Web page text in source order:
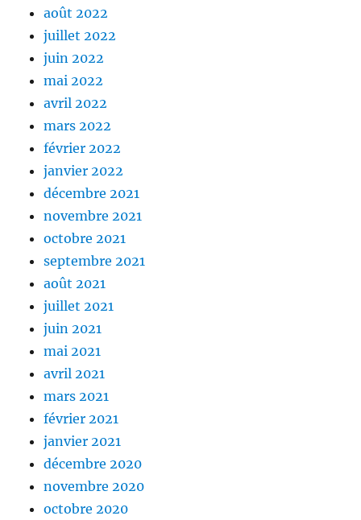
août 2022
juillet 2022
juin 2022
mai 2022
avril 2022
mars 2022
février 2022
janvier 2022
décembre 2021
novembre 2021
octobre 2021
septembre 2021
août 2021
juillet 2021
juin 2021
mai 2021
avril 2021
mars 2021
février 2021
janvier 2021
décembre 2020
novembre 2020
octobre 2020